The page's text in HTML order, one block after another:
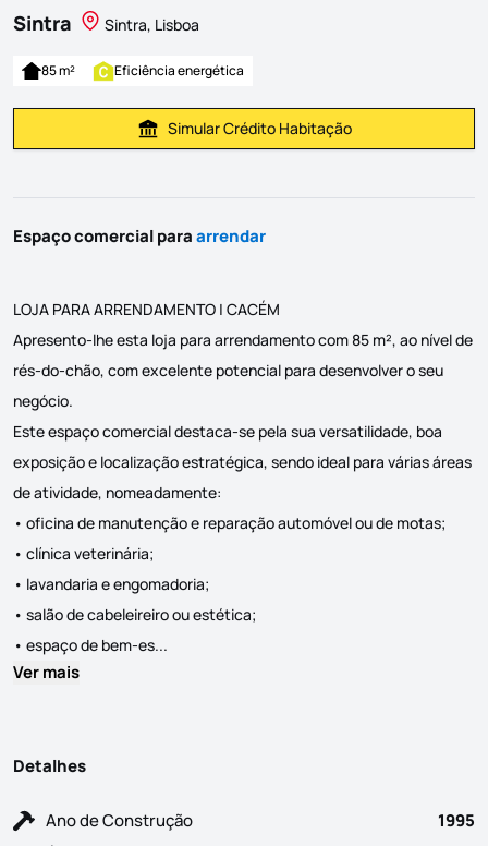
Sintra
Sintra, Lisboa
85 m² Eficiência energética
Simular Prestação
Simular Crédito Habitação
Espaço comercial paraarrendar
LOJA PARA ARRENDAMENTO | CACÉM
Apresento-lhe esta loja para arrendamento com 85 m², ao nível de
rés-do-chão, com excelente potencial para desenvolver o seu
negócio.
Este espaço comercial destaca-se pela sua versatilidade, boa
exposição e localização estratégica, sendo ideal para várias áreas
de atividade, nomeadamente:
• oficina de manutenção e reparação automóvel ou de motas;
• clínica veterinária;
• lavandaria e engomadoria;
• salão de cabeleireiro ou estética;
• espaço de bem-es...
Ver mais
Detalhes
Ano de Construção
1995